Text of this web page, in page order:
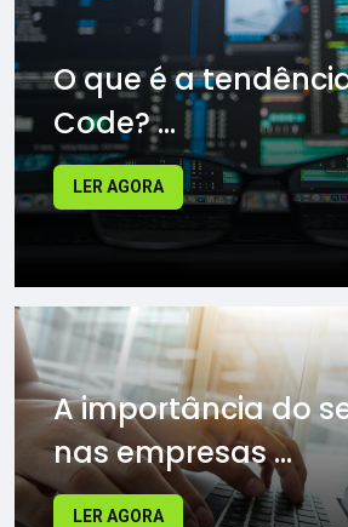
O que é a
Code? ...
LER AGORA
A importância do
nas empresas ...
LER AGORA